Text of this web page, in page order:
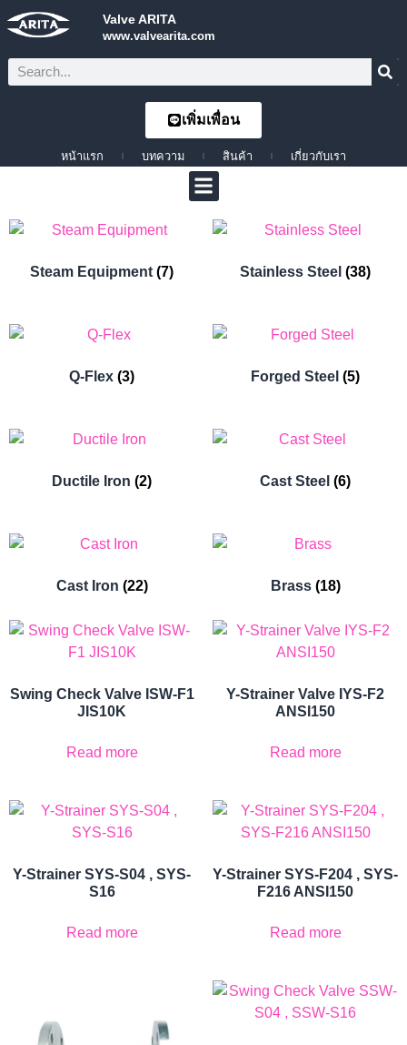
Valve ARITA
www.valvearita.com
เพิ่มเพื่อน
หน้าแรก บทความ สินค้า เกี่ยวกับเรา
Steam Equipment (7) Stainless Steel (38)
Q-Flex (3) Forged Steel (5)
Ductile Iron (2) Cast Steel (6)
Cast Iron (22) Brass (18)
Swing Check Valve ISW-F1
JIS10K
Read more
Y-Strainer Valve IYS-F2
ANSI150
Read more
Y-Strainer SYS-S04 , SYS-
S16
Read more
Y-Strainer SYS-F204 , SYS-
F216 ANSI150
Read more